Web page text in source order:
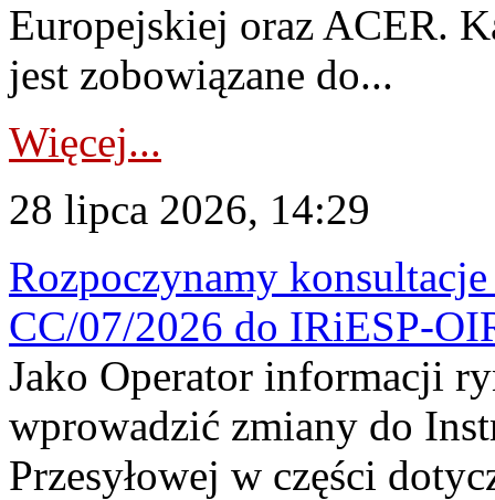
Europejskiej oraz ACER.
jest zobowiązane do...
Więcej...
28 lipca 2026, 14:29
Rozpoczynamy
CC/07/2026 do IRiESP-
Jako Operator informacji
wprowadzić zmiany do
Przesyłowej w części